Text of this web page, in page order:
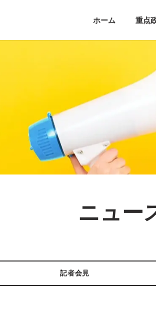
ホーム
重点
ニュー
記者会見